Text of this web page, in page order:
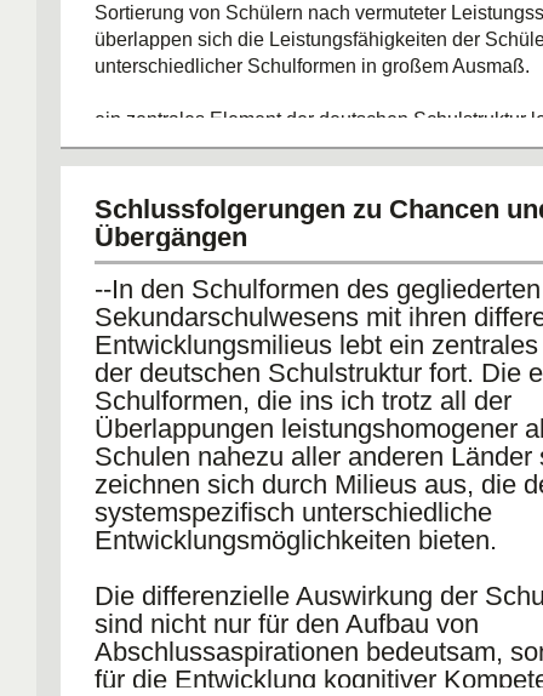
Sortierung von Schülern nach vermuteter
überlappen sich die Leistungsfähigkeiten der
unterschiedlicher Schulformen in großem Ausmaß.
ein zentrales Element der deutschen Schulstruktur
Schulformen -> Milieus ->
differentielle Lernmilieus und ihre Effekte begrenzen
Aufstiegsdurchlässigkeiten im gegliederten
Unterschiede zwischen "niederer" und "höherer"
zerfaserter Schullandschaft fort.
Rangfolge: Hierarchisierung gleicher Abschlüsse
unterschiedlichen Schulformen
Fazit: Fortbestehen der Unterschiede im Bereich
Leistungen bei Schulabsolventen -> gerechte
Verabschiedung vom Berechtigungssystem oder
von Vergleichbarkeit
Schlussfolgerungen zu Chancen
Übergängen
--In den Schulformen des gegliederten
Sekundarschulwesens mit ihren
Entwicklungsmilieus lebt ein
der deutschen Schulstruktur fort. Die
Schulformen, die ins ich trotz all der
Überlappungen leistungshomogener
Schulen nahezu aller anderen Länder
zeichnen sich durch Milieus aus, die
systemspezifisch unterschiedliche
Entwicklungsmöglichkeiten bieten.
Die differenzielle Auswirkung der
sind nicht nur für den Aufbau von
Abschlussaspirationen bedeutsam,
für die Entwicklung kognitiver